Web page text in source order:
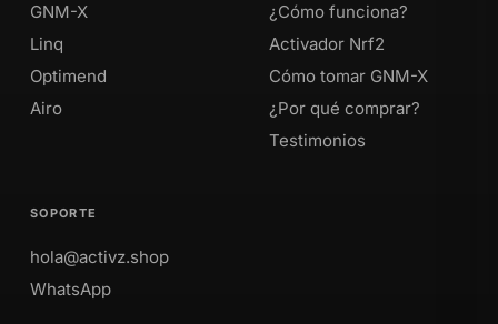
GNM-X
Linq
Optimend
Airo
¿Cómo funciona?
Activador Nrf2
Cómo tomar GNM-X
¿Por qué comprar?
Testimonios
SOPORTE
hola@activz.shop
WhatsApp